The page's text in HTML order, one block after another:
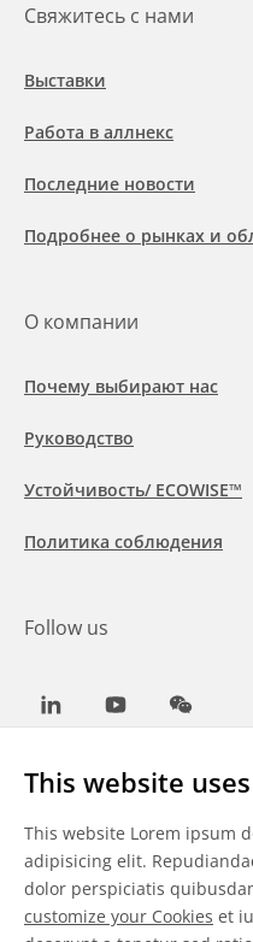
This website
This website Lorem ipsum
adipisicing elit.
dolor perspiciatis
customize your Cookies et
Свяжитесь с нами
Выставки
Работа в аллнекс
Последние новости
Подробнее о рынках и
О компании
Почему выбирают нас
Руководство
Устойчивость/ ECOWISE™
Политика соблюдения
Follow us
LinkedInYoutubeWeChat
Общие условия
Отказ от ответственности